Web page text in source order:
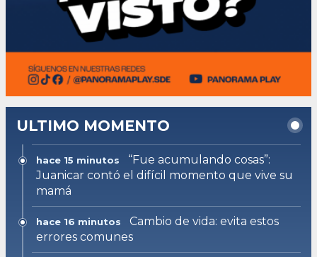
ULTIMO MOMENTO
hace 15 minutos
“Fue acumulando cosas”:
Juanicar contó el difícil momento que vive su
mamá
hace 16 minutos
Cambio de vida: evita estos
errores comunes